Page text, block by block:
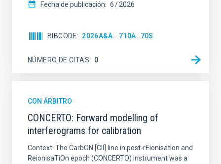
Fecha de publicación: 6 2026
BIBCODE 2026A&A...710A..70S
NÚMERO DE CITAS 0
CON ÁRBITRO
CONCERTO: Forward modelling of
interferograms for calibration
Context. The CarbON [CII] line in post-rEionisation and
ReionisaTiOn epoch (CONCERTO) instrument was a